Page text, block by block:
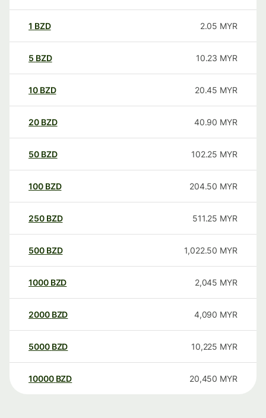
1 BZD 2.05 MYR
5 BZD 10.23 MYR
10 BZD 20.45 MYR
20 BZD 40.90 MYR
50 BZD 102.25 MYR
100 BZD 204.50 MYR
250 BZD 511.25 MYR
500 BZD 1,022.50 MYR
1000 BZD 2,045 MYR
2000 BZD 4,090 MYR
5000 BZD 10,225 MYR
10000 BZD 20,450 MYR